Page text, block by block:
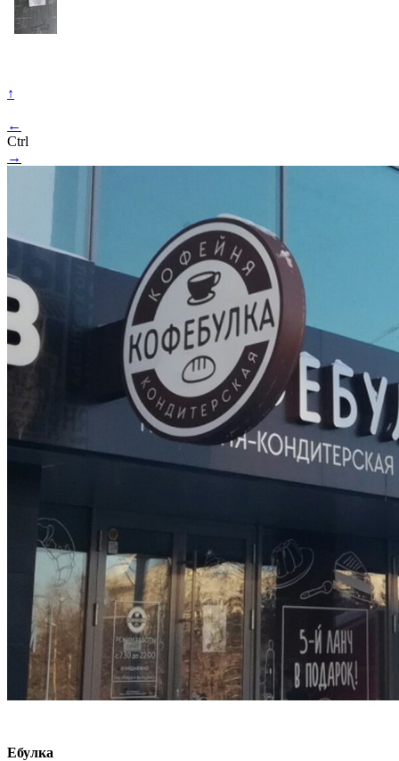
↑
←
Ctrl
→
Ебулка